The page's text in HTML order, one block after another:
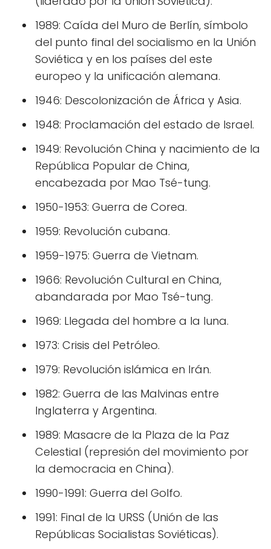
1989: Caída del Muro de Berlín, símbolo
del punto final del socialismo en la Unión
Soviética y en los países del este
europeo y la unificación alemana.
1946: Descolonización de África y Asia.
1948: Proclamación del estado de Israel.
1949: Revolución China y nacimiento de la
República Popular de China,
encabezada por Mao Tsé-tung.
1950-1953: Guerra de Corea.
1959: Revolución cubana.
1959-1975: Guerra de Vietnam.
1966: Revolución Cultural en China,
abandarada por Mao Tsé-tung.
1969: Llegada del hombre a la luna.
1973: Crisis del Petróleo.
1979: Revolución islámica en Irán.
1982: Guerra de las Malvinas entre
Inglaterra y Argentina.
1989: Masacre de la Plaza de la Paz
Celestial (represión del movimiento por
la democracia en China).
1990-1991: Guerra del Golfo.
1991: Final de la URSS (Unión de las
Repúblicas Socialistas Soviéticas).